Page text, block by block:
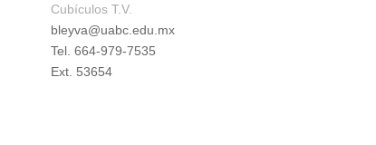
Cubículos T.V.
bleyva@uabc.edu.mx
Tel. 664-979-7535
Ext. 53654